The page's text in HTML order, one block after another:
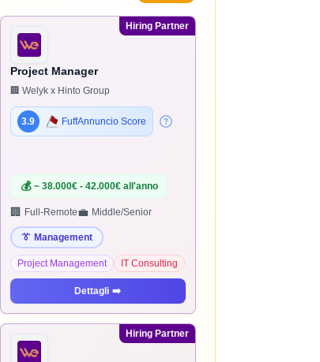
Hiring Partner
Project Manager
🏢 Welyk x Hinto Group
3.9 FuffAnnuncio Score
💰 ~ 38.000€ - 42.000€ all'anno
🏢 Full-Remote💼 Middle/Senior
👔 Management
Project Management IT Consulting
Dettagli ➡️
Hiring Partner